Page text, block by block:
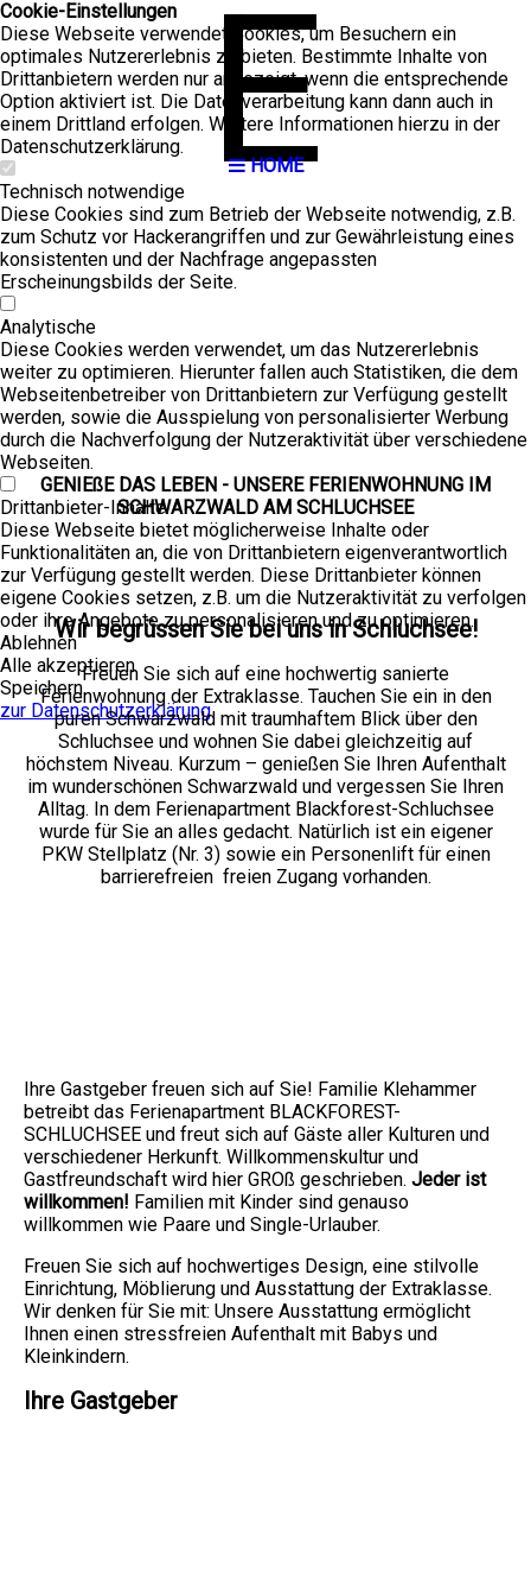
HOME
E
GENIEßE DAS LEBEN - UNSERE FERIENWOHNUNG IM
SCHWARZWALD AM SCHLUCHSEE
Wir begrüssen Sie bei uns in Schluchsee!
Freuen Sie sich auf eine hochwertig sanierte
Ferienwohnung der Extraklasse. Tauchen Sie ein in den
puren Schwarzwald mit traumhaftem Blick über den
Schluchsee und wohnen Sie dabei gleichzeitig auf
höchstem Niveau. Kurzum – genießen Sie Ihren Aufenthalt
im wunderschönen Schwarzwald und vergessen Sie Ihren
Alltag. In dem Ferienapartment Blackforest-Schluchsee
wurde für Sie an alles gedacht. Natürlich ist ein eigener
PKW Stellplatz (Nr. 3) sowie ein Personenlift für einen
barrierefreien freien Zugang vorhanden.
Ihre Gastgeber freuen sich auf Sie! Familie Klehammer
betreibt das Ferienapartment BLACKFOREST-
SCHLUCHSEE und freut sich auf Gäste aller Kulturen und
verschiedener Herkunft. Willkommenskultur und
Gastfreundschaft wird hier GROß geschrieben. Jeder ist
willkommen! Familien mit Kinder sind genauso
willkommen wie Paare und Single-Urlauber.
Freuen Sie sich auf hochwertiges Design, eine stilvolle
Einrichtung, Möblierung und Ausstattung der Extraklasse.
Wir denken für Sie mit: Unsere Ausstattung ermöglicht
Ihnen einen stressfreien Aufenthalt mit Babys und
Kleinkindern.
Ihre Gastgeber
Cookie-Einstellungen
Diese Webseite verwendet Cookies, um Besuchern ein
optimales Nutzererlebnis zu bieten. Bestimmte Inhalte von
Drittanbietern werden nur angezeigt, wenn die entsprechende
Option aktiviert ist. Die Datenverarbeitung kann dann auch in
einem Drittland erfolgen. Weitere Informationen hierzu in der
Datenschutzerklärung.
Technisch notwendige
Diese Cookies sind zum Betrieb der Webseite notwendig, z.B.
zum Schutz vor Hackerangriffen und zur Gewährleistung eines
konsistenten und der Nachfrage angepassten
Erscheinungsbilds der Seite.
Analytische
Diese Cookies werden verwendet, um das Nutzererlebnis
weiter zu optimieren. Hierunter fallen auch Statistiken, die dem
Webseitenbetreiber von Drittanbietern zur Verfügung gestellt
werden, sowie die Ausspielung von personalisierter Werbung
durch die Nachverfolgung der Nutzeraktivität über verschiedene
Webseiten.
Drittanbieter-Inhalte
Diese Webseite bietet möglicherweise Inhalte oder
Funktionalitäten an, die von Drittanbietern eigenverantwortlich
zur Verfügung gestellt werden. Diese Drittanbieter können
eigene Cookies setzen, z.B. um die Nutzeraktivität zu verfolgen
oder ihre Angebote zu personalisieren und zu optimieren.
Ablehnen
Alle akzeptieren
Speichern
zur Datenschutzerklärung